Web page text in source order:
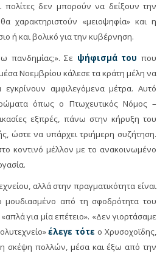
δεν μπορούν να δείξουν την
χαρακτηριστούν «μειοψηφία» και η
ή και βολικό για την κυβέρνηση.
πανδημίας;». Σε ψήφισμά του που
Νοεμβρίου κάλεσε τα κράτη μέλη να
αμφιλεγόμενα μέτρα. Αυτό
όπως ο Πτωχευτικός Νόμος –
εξπρές, πάνω στην κήρυξη του
ώστε να υπάρχει τριήμερη συζήτηση.
κοντινό μέλλον με το ανακοινωμένο
αλλά στην πραγματικότητα είναι
μουδιασμένο από τη σφοδρότητα του
για μία επέτειο». «Δεν γιορτάσαμε
έλεγε τότεο Χρυσοχοϊδης,
σκέψη πολλών, μέσα και έξω από την